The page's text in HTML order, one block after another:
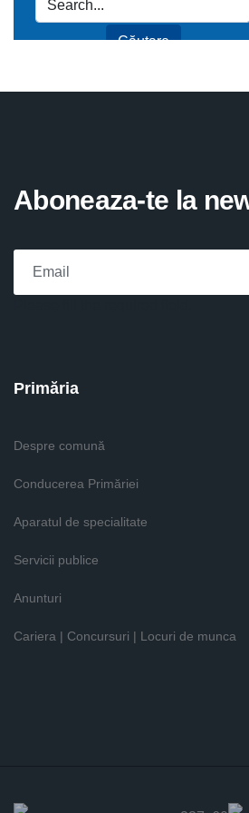
Aboneaza-te la
Primăria
Despre comună
Conducerea Primăriei
Aparatul de specialitate
Servicii publice
Anunturi
Cariera | Concursuri | Locuri de munca